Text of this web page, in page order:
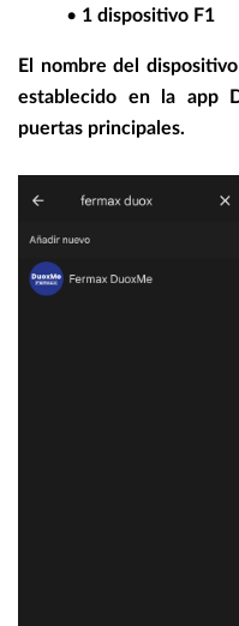
• 1 dispositivo F1
El nombre del
establecido en la app
puertas principales.